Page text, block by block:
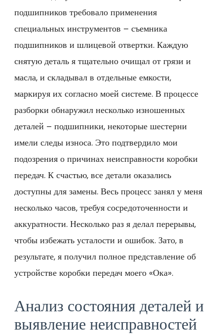
подшипников требовало применения
специальных инструментов – съемника
подшипников и шлицевой отвертки. Каждую
снятую деталь я тщательно очищал от грязи и
масла, и складывал в отдельные емкости,
маркируя их согласно моей системе. В процессе
разборки обнаружил несколько изношенных
деталей – подшипники, некоторые шестерни
имели следы износа. Это подтвердило мои
подозрения о причинах неисправности коробки
передач. К счастью, все детали оказались
доступны для замены. Весь процесс занял у меня
несколько часов, требуя сосредоточенности и
аккуратности. Несколько раз я делал перерывы,
чтобы избежать усталости и ошибок. Зато, в
результате, я получил полное представление об
устройстве коробки передач моего «Ока».
Анализ состояния деталей и
выявление неисправностей